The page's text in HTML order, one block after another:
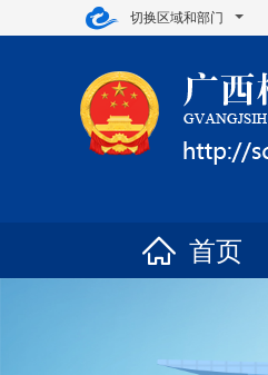
切换区域和部门
首页